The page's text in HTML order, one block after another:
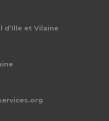
d’Ille et Vilaine